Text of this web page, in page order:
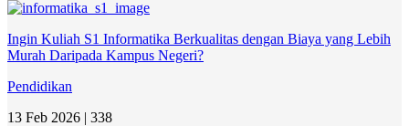
Ingin Kuliah S1 Informatika Berkualitas dengan Biaya yang Lebih
Murah Daripada Kampus Negeri?
Pendidikan
13 Feb 2026 | 338